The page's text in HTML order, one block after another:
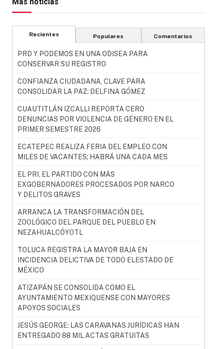
Recientes Populares Comentarios
PRD Y PODEMOS EN UNA ODISEA PARA
CONSERVAR SU REGISTRO
CONFIANZA CIUDADANA, CLAVE PARA
CONSOLIDAR LA PAZ: DELFINA GÓMEZ
CUAUTITLÁN IZCALLI REPORTA CERO
DENUNCIAS POR VIOLENCIA DE GÉNERO EN EL
PRIMER SEMESTRE 2026
ECATEPEC REALIZA FERIA DEL EMPLEO CON
MILES DE VACANTES; HABRÁ UNA CADA MES
EL PRI, EL PARTIDO CON MÁS
EXGOBERNADORES PROCESADOS POR NARCO
Y DELITOS GRAVES
ARRANCA LA TRANSFORMACIÓN DEL
ZOOLÓGICO DEL PARQUE DEL PUEBLO EN
NEZAHUALCÓYOTL
TOLUCA REGISTRA LA MAYOR BAJA EN
INCIDENCIA DELICTIVA DE TODO ELESTADO DE
MÉXICO
ATIZAPÁN SE CONSOLIDA COMO EL
AYUNTAMIENTO MEXIQUENSE CON MAYORES
APOYOS SOCIALES
JESÚS GEORGE: LAS CARAVANAS JURÍDICAS HAN
ENTREGADO 88 MIL ACTAS GRATUITAS